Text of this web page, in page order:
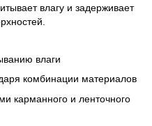
влагу и задерживает
влаги
комбинации материалов
карманного и ленточного